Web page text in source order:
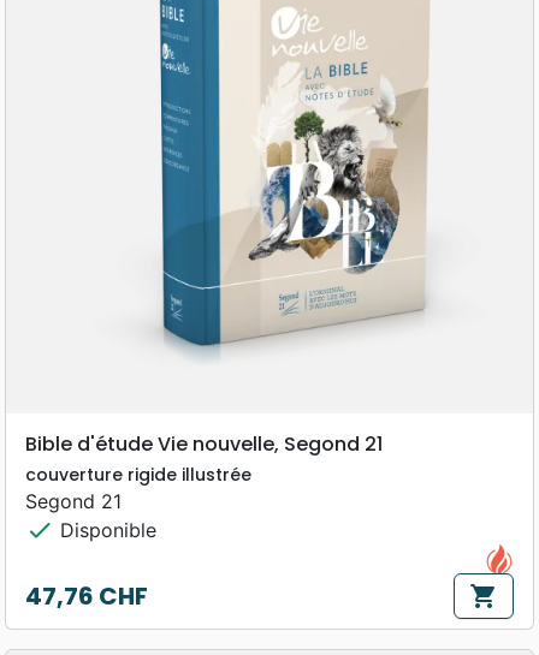
Bible d'étude Vie nouvelle, Segond 21
couverture rigide illustrée
Segond 21
check Disponible
Prix
47,76 CHF shopping_cart